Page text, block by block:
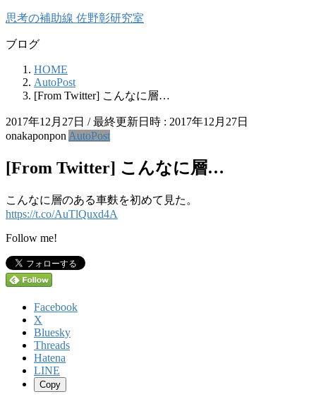
コ
テ
キ
ッ
ナ
ゲ
に
移
思考の補助線 佐野彰研究室
ブログ
HOME
AutoPost
[From Twitter] こんなに層…
2017年12月27日 / 最終更新日時 : 2017年12月27日
onakaponpon AutoPost
[From Twitter] こんなに層…
こんなに層のある車麩を初めて見た。
https://t.co/AuTlQuxd4A
Follow me!
Facebook
X
Bluesky
Threads
Hatena
LINE
Copy